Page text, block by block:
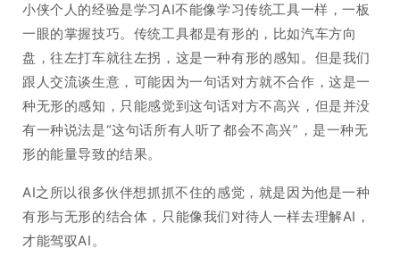
小侠个人的经验是学习AI不能像学习传统工具一样，一板
一眼的掌握技巧。传统工具都是有形的，比如汽车方向
盘，往左打车就往左拐，这是一种有形的感知。但是我们
跟人交流谈生意，可能因为一句话对方就不合作，这是一
种无形的感知，只能感觉到这句话对方不高兴，但是并没
有一种说法是“这句话所有人听了都会不高兴”，是一种无
形的能量导致的结果。
AI之所以很多伙伴想抓抓不住的感觉，就是因为他是一种
有形与无形的结合体，只能像我们对待人一样去理解AI，
才能驾驭AI。